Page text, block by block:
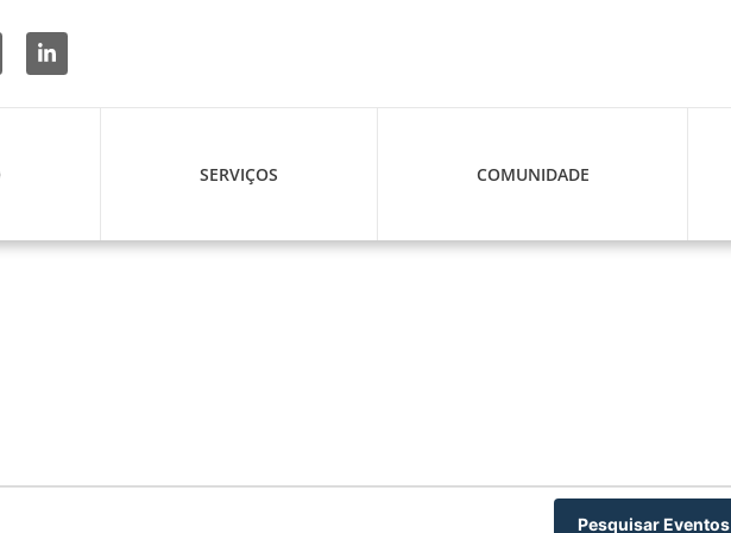
SERVIÇOS COMUNIDADE
Pesquisar Eventos